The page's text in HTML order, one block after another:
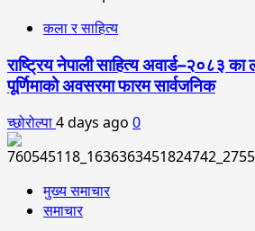
कला र साहित्य
राष्ट्रिय नेपाली साहित्य अवार्ड–२०८३
पूर्णिमाको अवसरमा फारम सार्वजनिक
च्छोरोल्पा4 days ago 0
मुख्य समाचार
समाचार